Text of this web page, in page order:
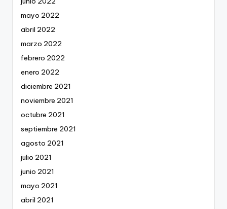
mayo 2022
abril 2022
marzo 2022
febrero 2022
enero 2022
diciembre 2021
noviembre 2021
octubre 2021
septiembre 2021
agosto 2021
julio 2021
junio 2021
mayo 2021
abril 2021